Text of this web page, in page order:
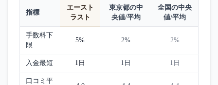
指標
エースト
ラスト
東京都の中
央値/平均
全国の中央
値/平均
手数料下
限
5% 2% 2%
入金最短 1日 1日 1日
口コミ平